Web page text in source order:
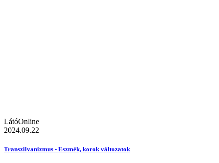
LátóOnline
2024.09.22
Transzilvanizmus - Eszmék, korok változatok